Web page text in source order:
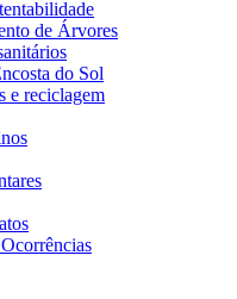
de Árvores
do Sol
e reciclagem